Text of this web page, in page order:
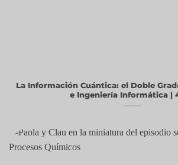
La Información Cuántica: el Doble
e Ingeniería Informática |